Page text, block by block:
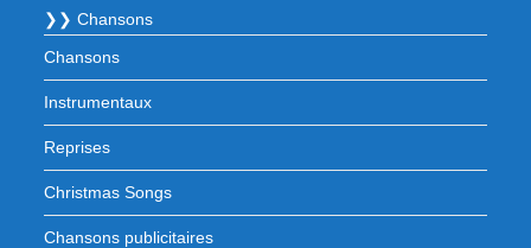
❯❯ Chansons
Chansons
Instrumentaux
Reprises
Christmas Songs
Chansons publicitaires